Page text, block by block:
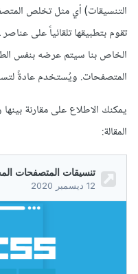
التنسيقات) أي مثل تخلص
الخاص بنا سيتم عرضه بنفس
المتصفحات. ويُستخدم عادةً
يمكنك الاطلاع على مقارنة
المقالة: